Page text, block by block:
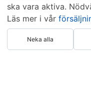
ska vara aktiva.
Läs mer i vår
Neka alla
Kontakta KCR
Om KCR/